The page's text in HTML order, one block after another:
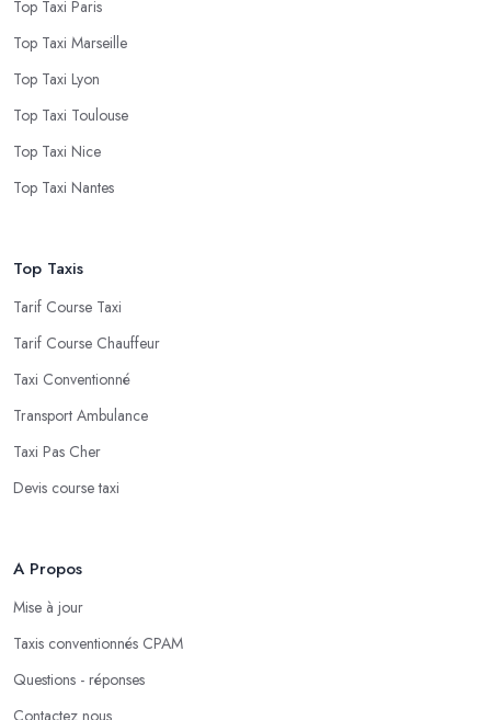
Top Taxi Paris
Top Taxi Marseille
Top Taxi Lyon
Top Taxi Toulouse
Top Taxi Nice
Top Taxi Nantes
Top Taxis
Tarif Course Taxi
Tarif Course Chauffeur
Taxi Conventionné
Transport Ambulance
Taxi Pas Cher
Devis course taxi
A Propos
Mise à jour
Taxis conventionnés CPAM
Questions - réponses
Contactez nous